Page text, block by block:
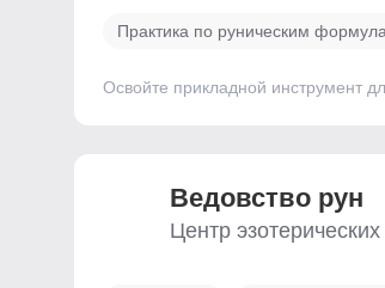
Практика по руническим
Освойте прикладной инструмент
Ведовство рун
Центр